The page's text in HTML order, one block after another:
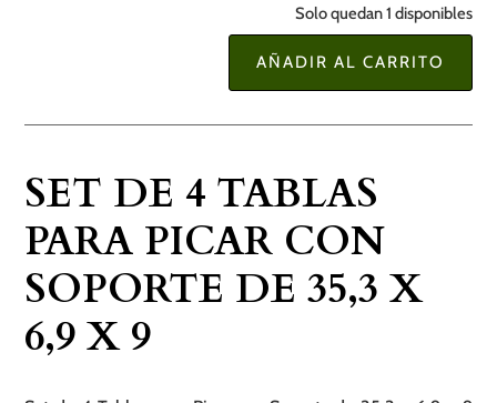
Solo quedan 1 disponibles
para
Picar
con
Soporte
AÑADIR AL CARRITO
SET DE 4 TABLAS
PARA PICAR CON
SOPORTE DE 35,3 X
6,9 X 9